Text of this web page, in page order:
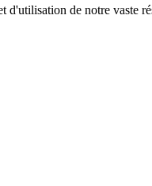
de notre vaste